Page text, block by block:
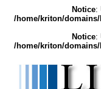
Notice:
/home/kriton/
Notice:
/home/kriton/